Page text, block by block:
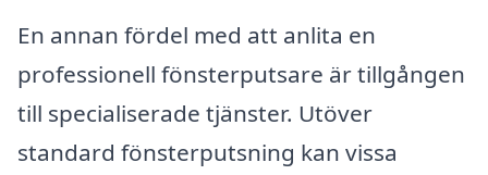
En annan fördel med att anlita en
professionell fönsterputsare är tillgången
till specialiserade tjänster. Utöver
standard fönsterputsning kan vissa